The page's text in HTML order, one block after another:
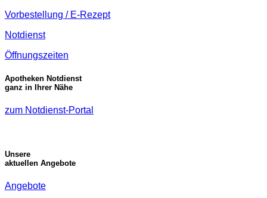
Vorbestellung / E-Rezept
Notdienst
Öffnungszeiten
Apotheken Notdienst
ganz in Ihrer Nähe
zum Notdienst-Portal
Unsere
aktuellen Angebote
Angebote